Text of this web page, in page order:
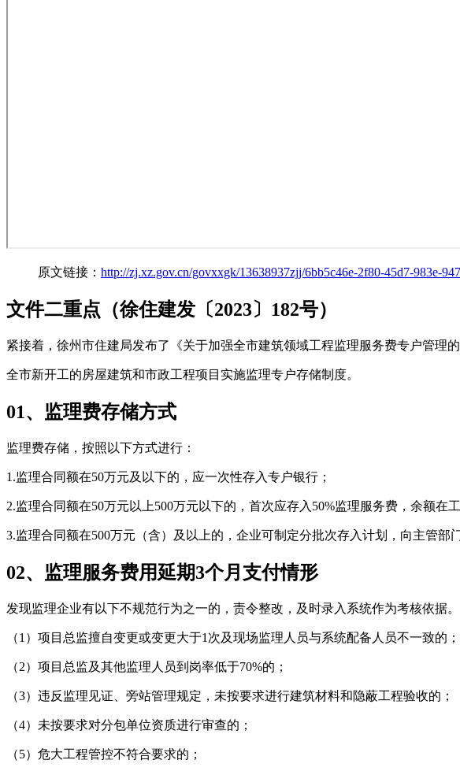
原文链接： http://zj.xz.gov.cn/govxxgk/13638937zjj/6bb5c46e-2f80-45d7-983e-
文件二重点（徐住建发〔2023〕182号）
紧接着，徐州市住建局发布了《关于加强全市建筑领域工程监理服务费专户管理
全市新开工的房屋建筑和市政工程项目实施监理专户存储制度。
01、监理费存储方式
监理费存储，按照以下方式进行：
1.监理合同额在50万元及以下的，应一次性存入专户银行；
2.监理合同额在50万元以上500万元以下的，首次应存入50%监理服务费，余额在
3.监理合同额在500万元（含）及以上的，企业可制定分批次存入计划，向主管部
02、监理服务费用延期3个月支付情形
发现监理企业有以下不规范行为之一的，责令整改，及时录入系统作为考核依据
（1）项目总监擅自变更或变更大于1次及现场监理人员与系统配备人员不一致的；
（2）项目总监及其他监理人员到岗率低于70%的；
（3）违反监理见证、旁站管理规定，未按要求进行建筑材料和隐蔽工程验收的；
（4）未按要求对分包单位资质进行审查的；
（5）危大工程管控不符合要求的；